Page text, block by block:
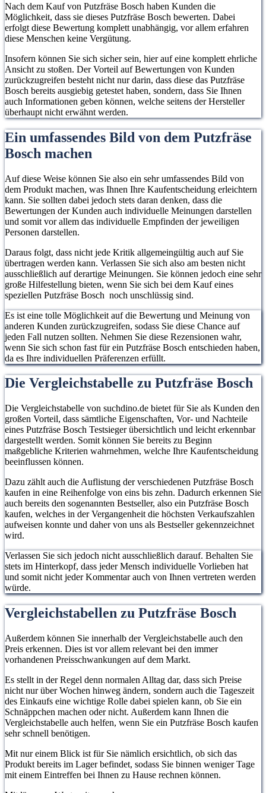
Nach dem Kauf von Putzfräse Bosch haben Kunden die
Möglichkeit, dass sie dieses Putzfräse Bosch bewerten. Dabei
erfolgt diese Bewertung komplett unabhängig, vor allem erfahren
diese Menschen keine Vergütung.
Insofern können Sie sich sicher sein, hier auf eine komplett ehrliche
Ansicht zu stoßen. Der Vorteil auf Bewertungen von Kunden
zurückzugreifen besteht nicht nur darin, dass diese das Putzfräse
Bosch bereits ausgiebig getestet haben, sondern, dass Sie Ihnen
auch Informationen geben können, welche seitens der Hersteller
überhaupt nicht erwähnt werden.
Ein umfassendes Bild von dem Putzfräse
Bosch machen
Auf diese Weise können Sie also ein sehr umfassendes Bild von
dem Produkt machen, was Ihnen Ihre Kaufentscheidung erleichtern
kann. Sie sollten dabei jedoch stets daran denken, dass die
Bewertungen der Kunden auch individuelle Meinungen darstellen
und somit vor allem das individuelle Empfinden der jeweiligen
Personen darstellen.
Daraus folgt, dass nicht jede Kritik allgemeingültig auch auf Sie
übertragen werden kann. Verlassen Sie sich also am besten nicht
ausschließlich auf derartige Meinungen. Sie können jedoch eine sehr
große Hilfestellung bieten, wenn Sie sich bei dem Kauf eines
speziellen Putzfräse Bosch noch unschlüssig sind.
Es ist eine tolle Möglichkeit auf die Bewertung und Meinung von
anderen Kunden zurückzugreifen, sodass Sie diese Chance auf
jeden Fall nutzen sollten. Nehmen Sie diese Rezensionen wahr,
wenn Sie sich schon fast für ein Putzfräse Bosch entschieden haben,
da es Ihre individuellen Präferenzen erfüllt.
Die Vergleichstabelle zu Putzfräse Bosch
Die Vergleichstabelle von suchdino.de bietet für Sie als Kunden den
großen Vorteil, dass sämtliche Eigenschaften, Vor- und Nachteile
eines Putzfräse Bosch Testsieger übersichtlich und leicht erkennbar
dargestellt werden. Somit können Sie bereits zu Beginn
maßgebliche Kriterien wahrnehmen, welche Ihre Kaufentscheidung
beeinflussen können.
Dazu zählt auch die Auflistung der verschiedenen Putzfräse Bosch
kaufen in eine Reihenfolge von eins bis zehn. Dadurch erkennen Sie
auch bereits den sogenannten Bestseller, also ein Putzfräse Bosch
kaufen, welches in der Vergangenheit die höchsten Verkaufszahlen
aufweisen konnte und daher von uns als Bestseller gekennzeichnet
wird.
Verlassen Sie sich jedoch nicht ausschließlich darauf. Behalten Sie
stets im Hinterkopf, dass jeder Mensch individuelle Vorlieben hat
und somit nicht jeder Kommentar auch von Ihnen vertreten werden
würde.
Vergleichstabellen zu Putzfräse Bosch
Außerdem können Sie innerhalb der Vergleichstabelle auch den
Preis erkennen. Dies ist vor allem relevant bei den immer
vorhandenen Preisschwankungen auf dem Markt.
Es stellt in der Regel denn normalen Alltag dar, dass sich Preise
nicht nur über Wochen hinweg ändern, sondern auch die Tageszeit
des Einkaufs eine wichtige Rolle dabei spielen kann, ob Sie ein
Schnäppchen machen oder nicht. Außerdem kann Ihnen die
Vergleichstabelle auch helfen, wenn Sie ein Putzfräse Bosch kaufen
sehr schnell benötigen.
Mit nur einem Blick ist für Sie nämlich ersichtlich, ob sich das
Produkt bereits im Lager befindet, sodass Sie binnen weniger Tage
mit einem Eintreffen bei Ihnen zu Hause rechnen können.